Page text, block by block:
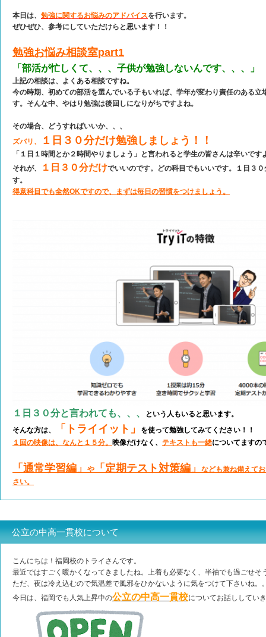
本日は、 勉強に関するお悩みのアドバイスを行います。
ぜひぜひ、参考にしていただけらと思います！！
勉強お悩み相談室part1
「部活が忙しくて、、、子供が勉強しないんです、、、」
上記の相談は、よくある相談ですね。
今の時期、初めての部活を選んでいる子もいれば、学年が変わり責任のある
す。そんな中、やはり勉強は後回しになりがちですよね。
その場合、どうすればいいか、、、
ズバリ、
１日３０分だけ勉強しましょう！！
「１日１時間とか２時間やりましょう」と言われると学生の皆さんは辛いです
それが、
１日３０分だけでいいのです。どの科目でもいいです。１日３
す。
得意科目でも全然OKですので、まずは毎日の習慣をつけましょう。
１日３０分と言われても、、、
という人もいると思います。
そんな方は、
「トライイット」
を使って勉強してみてください！！
１回の映像は、なんと１５分。 映像だけなく、 テキストも一緒についてますの
「通常学習編」 や 「定期テスト対策編」
なども兼ね備えて
さい。
公立の中高一貫校について
こんにちは！福岡校のトライさんです。
最近ではすごく暖かくなってきましたね。上着も必要なく、半袖でも過ごせそ
ただ、夜は冷え込むので気温差で風邪をひかないように気をつけて下さいね。
今日は、福岡でも人気上昇中の公立の中高一貫校についてお話ししてい